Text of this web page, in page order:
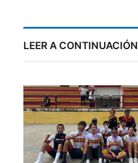
LEER A CONTINUACIÓN